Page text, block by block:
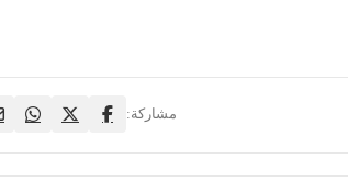
مشاركة: